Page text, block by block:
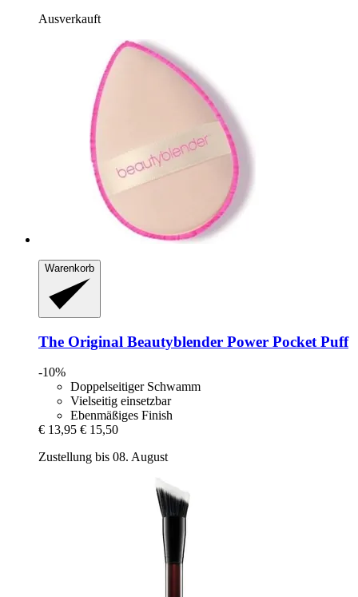
Ausverkauft
Warenkorb
The Original Beautyblender Power Pocket Puff
-10%
Doppelseitiger Schwamm
Vielseitig einsetzbar
Ebenmäßiges Finish
€ 13,95 € 15,50
Zustellung bis 08. August